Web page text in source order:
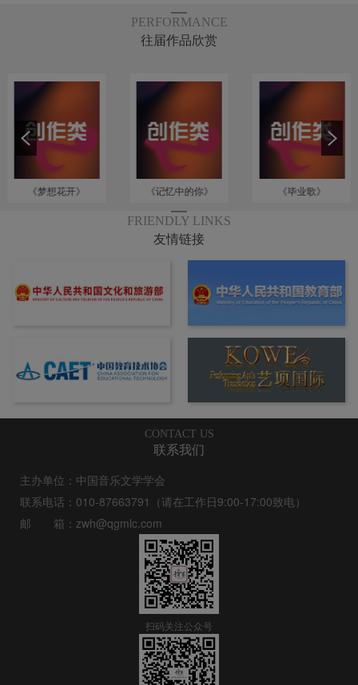
PERFORMANCE
往届作品欣赏
《梦想花开》 《记忆中的你》 《毕业歌》
FRIENDLY LINKS
友情链接
CONTACT US
联系我们
主办单位：中国音乐文学学会
联系电话：010-87663791（请在工作日9:00-17:00致电）
邮 箱：zwh@qgmlc.com
扫码关注公众号